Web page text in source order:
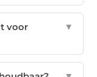
voor
▼